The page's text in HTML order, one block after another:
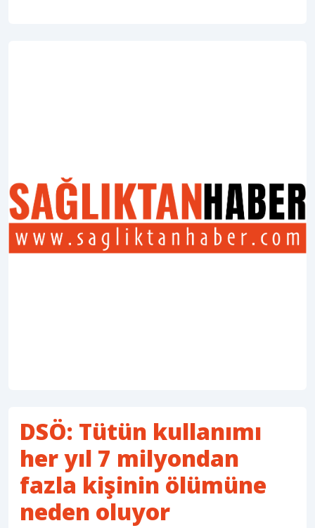
DSÖ: Tütün kullanımı
her yıl 7 milyondan
fazla kişinin ölümüne
neden oluyor